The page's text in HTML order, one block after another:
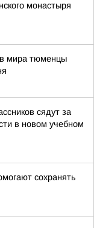
монастыря
мира тюменцы
сядут за
в новом учебном
сохранять